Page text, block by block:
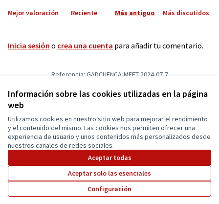
Información sobre las cookies utilizadas en la página
web
Utilizamos cookies en nuestro sitio web para mejorar el rendimiento
y el contenido del mismo. Las cookies nos permiten ofrecer una
experiencia de usuario y unos contenidos más personalizados desde
nuestros canales de redes sociales.
Aceptar todas
Aceptar solo las esenciales
Configuración
Mejor valoración Reciente Más antiguo Más discutidos
Inicia sesión o crea una cuenta para añadir tu comentario.
Referencia: GADCUENCA-MEET-2024-07-7
Añadir al calendario
Términos y condiciones de uso
Configuración de cookies
Cuenca Participa en X
(Enlace externo)
Cuenca Participa en Facebook
Cuenca Participa en Instagram
Web creada consoftware libre .
Con licencia
(Enlace